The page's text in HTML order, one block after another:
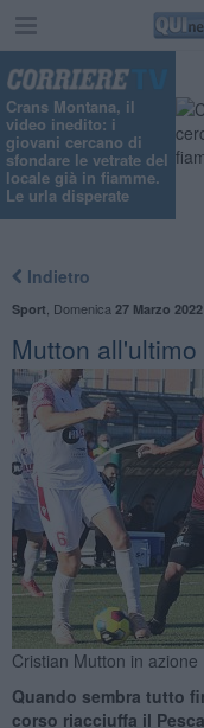
Crans Montana, il
video inedito: i
giovani cercano di
sfondare le vetrate del
locale già in fiamme.
Le urla disperate
Indietro
Sport Domenica 27 Marzo 2022
Mutton
Cristian Mutton in azione
Quando sembra tutto
corso riacciuffa il